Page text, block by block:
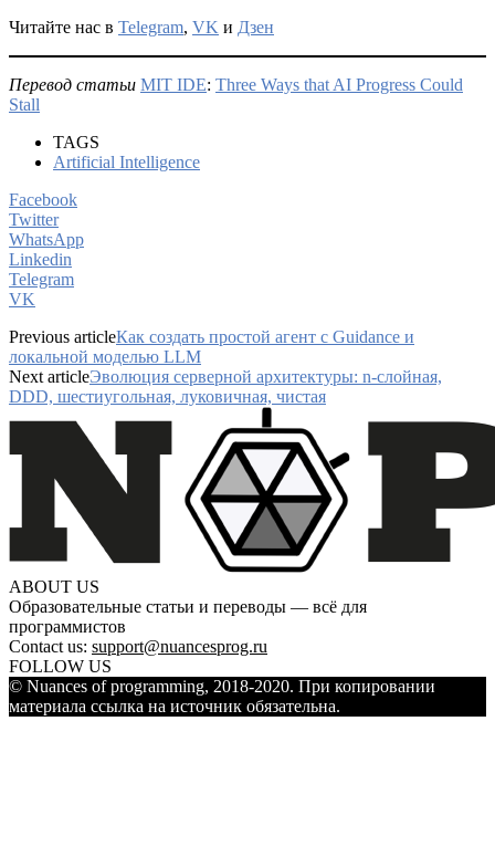
Читайте нас в Telegram, VK и Дзен
Перевод статьи MIT IDE: Three Ways that AI Progress Could
Stall
TAGS
Artificial Intelligence
Facebook
Twitter
WhatsApp
Linkedin
Telegram
VK
Previous articleКак создать простой агент с Guidance и
локальной моделью LLM
Next articleЭволюция серверной архитектуры: n-слойная,
DDD, шестиугольная, луковичная, чистая
ABOUT US
Образовательные статьи и переводы — всё для
программистов
Contact us: support@nuancesprog.ru
FOLLOW US
© Nuances of programming, 2018-2020. При копировании
материала ссылка на источник обязательна.